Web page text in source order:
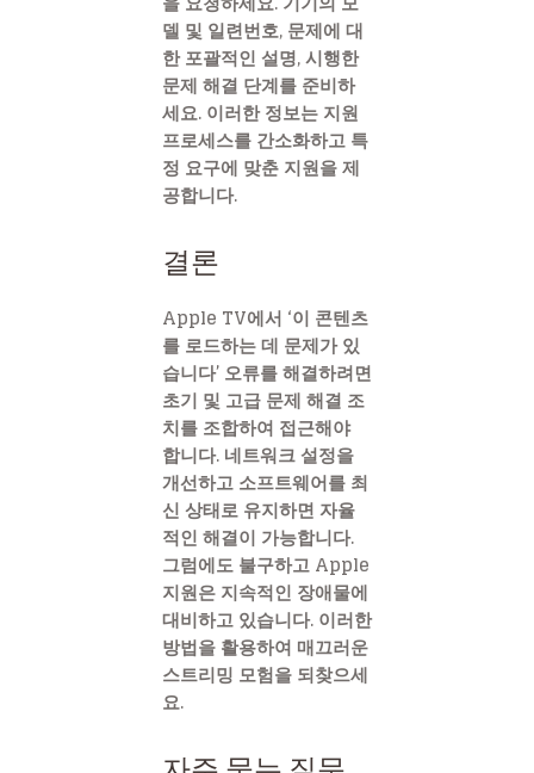
델 및 일련번호, 문제에 대
한 포괄적인 설명, 시행한
문제 해결 단계를 준비하
세요. 이러한 정보는 지원
프로세스를 간소화하고 특
정 요구에 맞춘 지원을 제
공합니다.
결론
Apple TV에서 ‘이 콘텐츠
를 로드하는 데 문제가 있
습니다’ 오류를 해결하려면
초기 및 고급 문제 해결 조
치를 조합하여 접근해야
합니다. 네트워크 설정을
개선하고 소프트웨어를 최
신 상태로 유지하면 자율
적인 해결이 가능합니다.
그럼에도 불구하고 Apple
지원은 지속적인 장애물에
대비하고 있습니다. 이러한
방법을 활용하여 매끄러운
스트리밍 모험을 되찾으세
요.